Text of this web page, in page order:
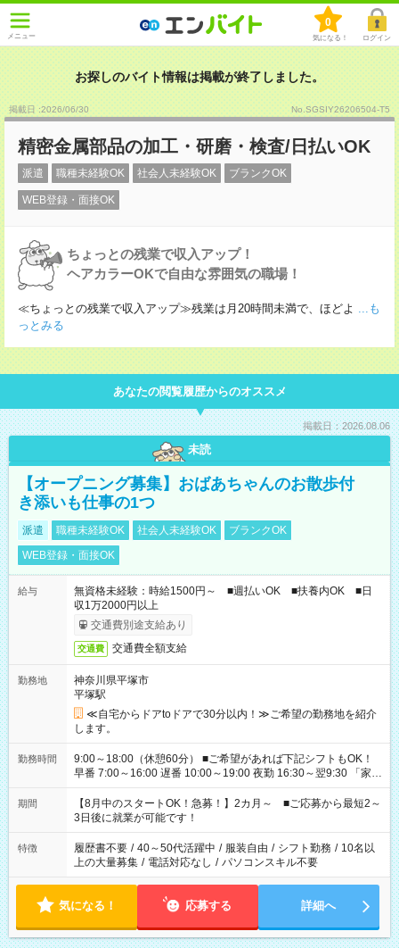
メニュー
0
気になる！ ログイン
お探しのバイト情報は掲載が終了しました。
掲載日 :2026/06/30 No.SGSIY26206504-T5
精密金属部品の加工・研磨・検査/日払いOK
派遣 職種未経験OK 社会人未経験OK ブランクOK
WEB登録・面接OK
ちょっとの残業で収入アップ！
ヘアカラーOKで自由な雰囲気の職場！
≪ちょっとの残業で収入アップ≫残業は月20時間未満で、ほどよ ...も
っとみる
あなたの閲覧履歴からのオススメ
掲載日：2026.08.06
未読
【オープニング募集】おばあちゃんのお散歩付
き添いも仕事の1つ
派遣 職種未経験OK 社会人未経験OK
ブランクOK
WEB登録・面接OK
給与
無資格未経験：時給1500円～ ■週払いOK ■扶養内OK ■日
収1万2000円以上
交通費別途支給あり
交通費 交通費全額支給
勤務地
神奈川県平塚市
平塚駅
≪自宅からドアtoドアで30分以内！≫ご希望の勤務地を紹介
します。
勤務時間
9:00～18:00（休憩60分） ■ご希望があれば下記シフトもOK！
早番 7:00～16:00 遅番 10:00～19:00 夜勤 16:30～翌9:30 「家族
と休みを合わせたい」 「余裕を持って夕飯の準備がしたい」
「できれば残業はしたくない」 など、ご希望を教えてください
ね。 ※Wワーク希望の方へ 今ご覧のお仕事で希望する勤務時間
と、もう1つのお仕事の勤務時間。 合計で週40時間を超える場
合は応募できません。
期間
【8月中のスタートOK！急募！】2カ月～ ■ご応募から最短2～
3日後に就業が可能です！
特徴 履歴書不要 / 40～50代活躍中 / 服装自由 / シフト勤務 / 10名以
上の大量募集 / 電話対応なし / パソコンスキル不要
気になる！ 応募する 詳細へ